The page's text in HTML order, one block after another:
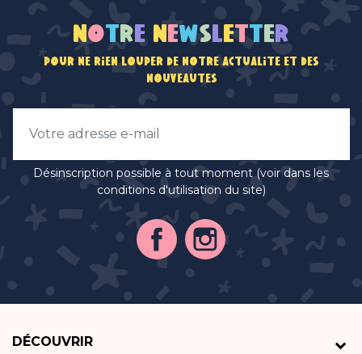
Notre newsletter
Pour ne rien louper de notre actualité et des
nouveautés
Désinscription possible à tout moment (voir dans les
conditions d'utilisation du site)
DÉCOUVRIR